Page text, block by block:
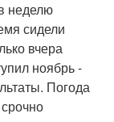
неделю
сидели
вчера
ноябрь -
Погода